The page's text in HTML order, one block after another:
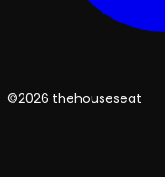
©2026 thehouseseat